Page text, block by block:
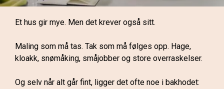
Spill av videoen
Et hus gir mye. Men det krever også sitt.
Maling som må tas. Tak som må følges opp. Hage,
kloakk, snømåking, småjobber og store overraskelser.
Og selv når alt går fint, ligger det ofte noe i bakhodet: